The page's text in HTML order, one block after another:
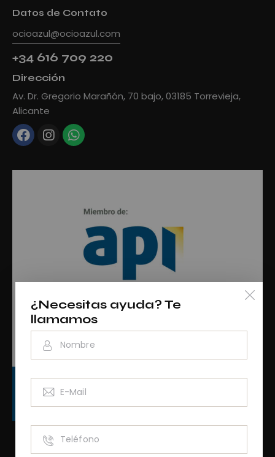
Datos de Contato
ocioazul@ocioazul.com
+34 616 709 220
Dirección
Av. Dr. Gregorio Marañón, 70 bajo, 03185 Torrevieja,
Alicante
¿Necesitas ayuda? Te
llamamos